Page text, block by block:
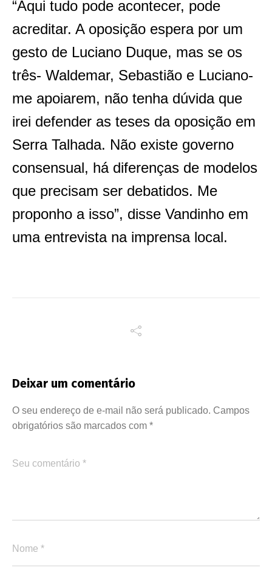
“Aqui tudo pode acontecer, pode
acreditar. A oposição espera por um
gesto de Luciano Duque, mas se os
três- Waldemar, Sebastião e Luciano-
me apoiarem, não tenha dúvida que
irei defender as teses da oposição em
Serra Talhada. Não existe governo
consensual, há diferenças de modelos
que precisam ser debatidos. Me
proponho a isso”, disse Vandinho em
uma entrevista na imprensa local.
Deixar um comentário
O seu endereço de e-mail não será publicado. Campos
obrigatórios são marcados com *